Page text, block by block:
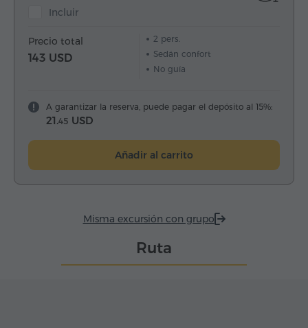
Incluir
Precio total
143 USD
2pers.
Sedán confort
No guía
A garantizar la reserva, puede pagar el depósito al 15%:
21.45 USD
Añadir al carrito
Misma excursión con grupo
Ruta